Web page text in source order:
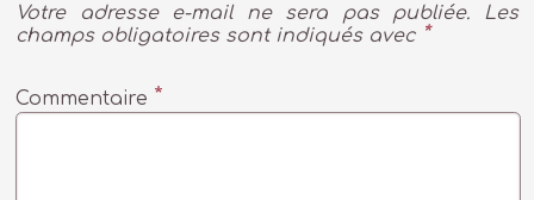
Votre adresse e-mail ne sera pas publiée.
Les
champs obligatoires sont indiqués avec *
Commentaire *